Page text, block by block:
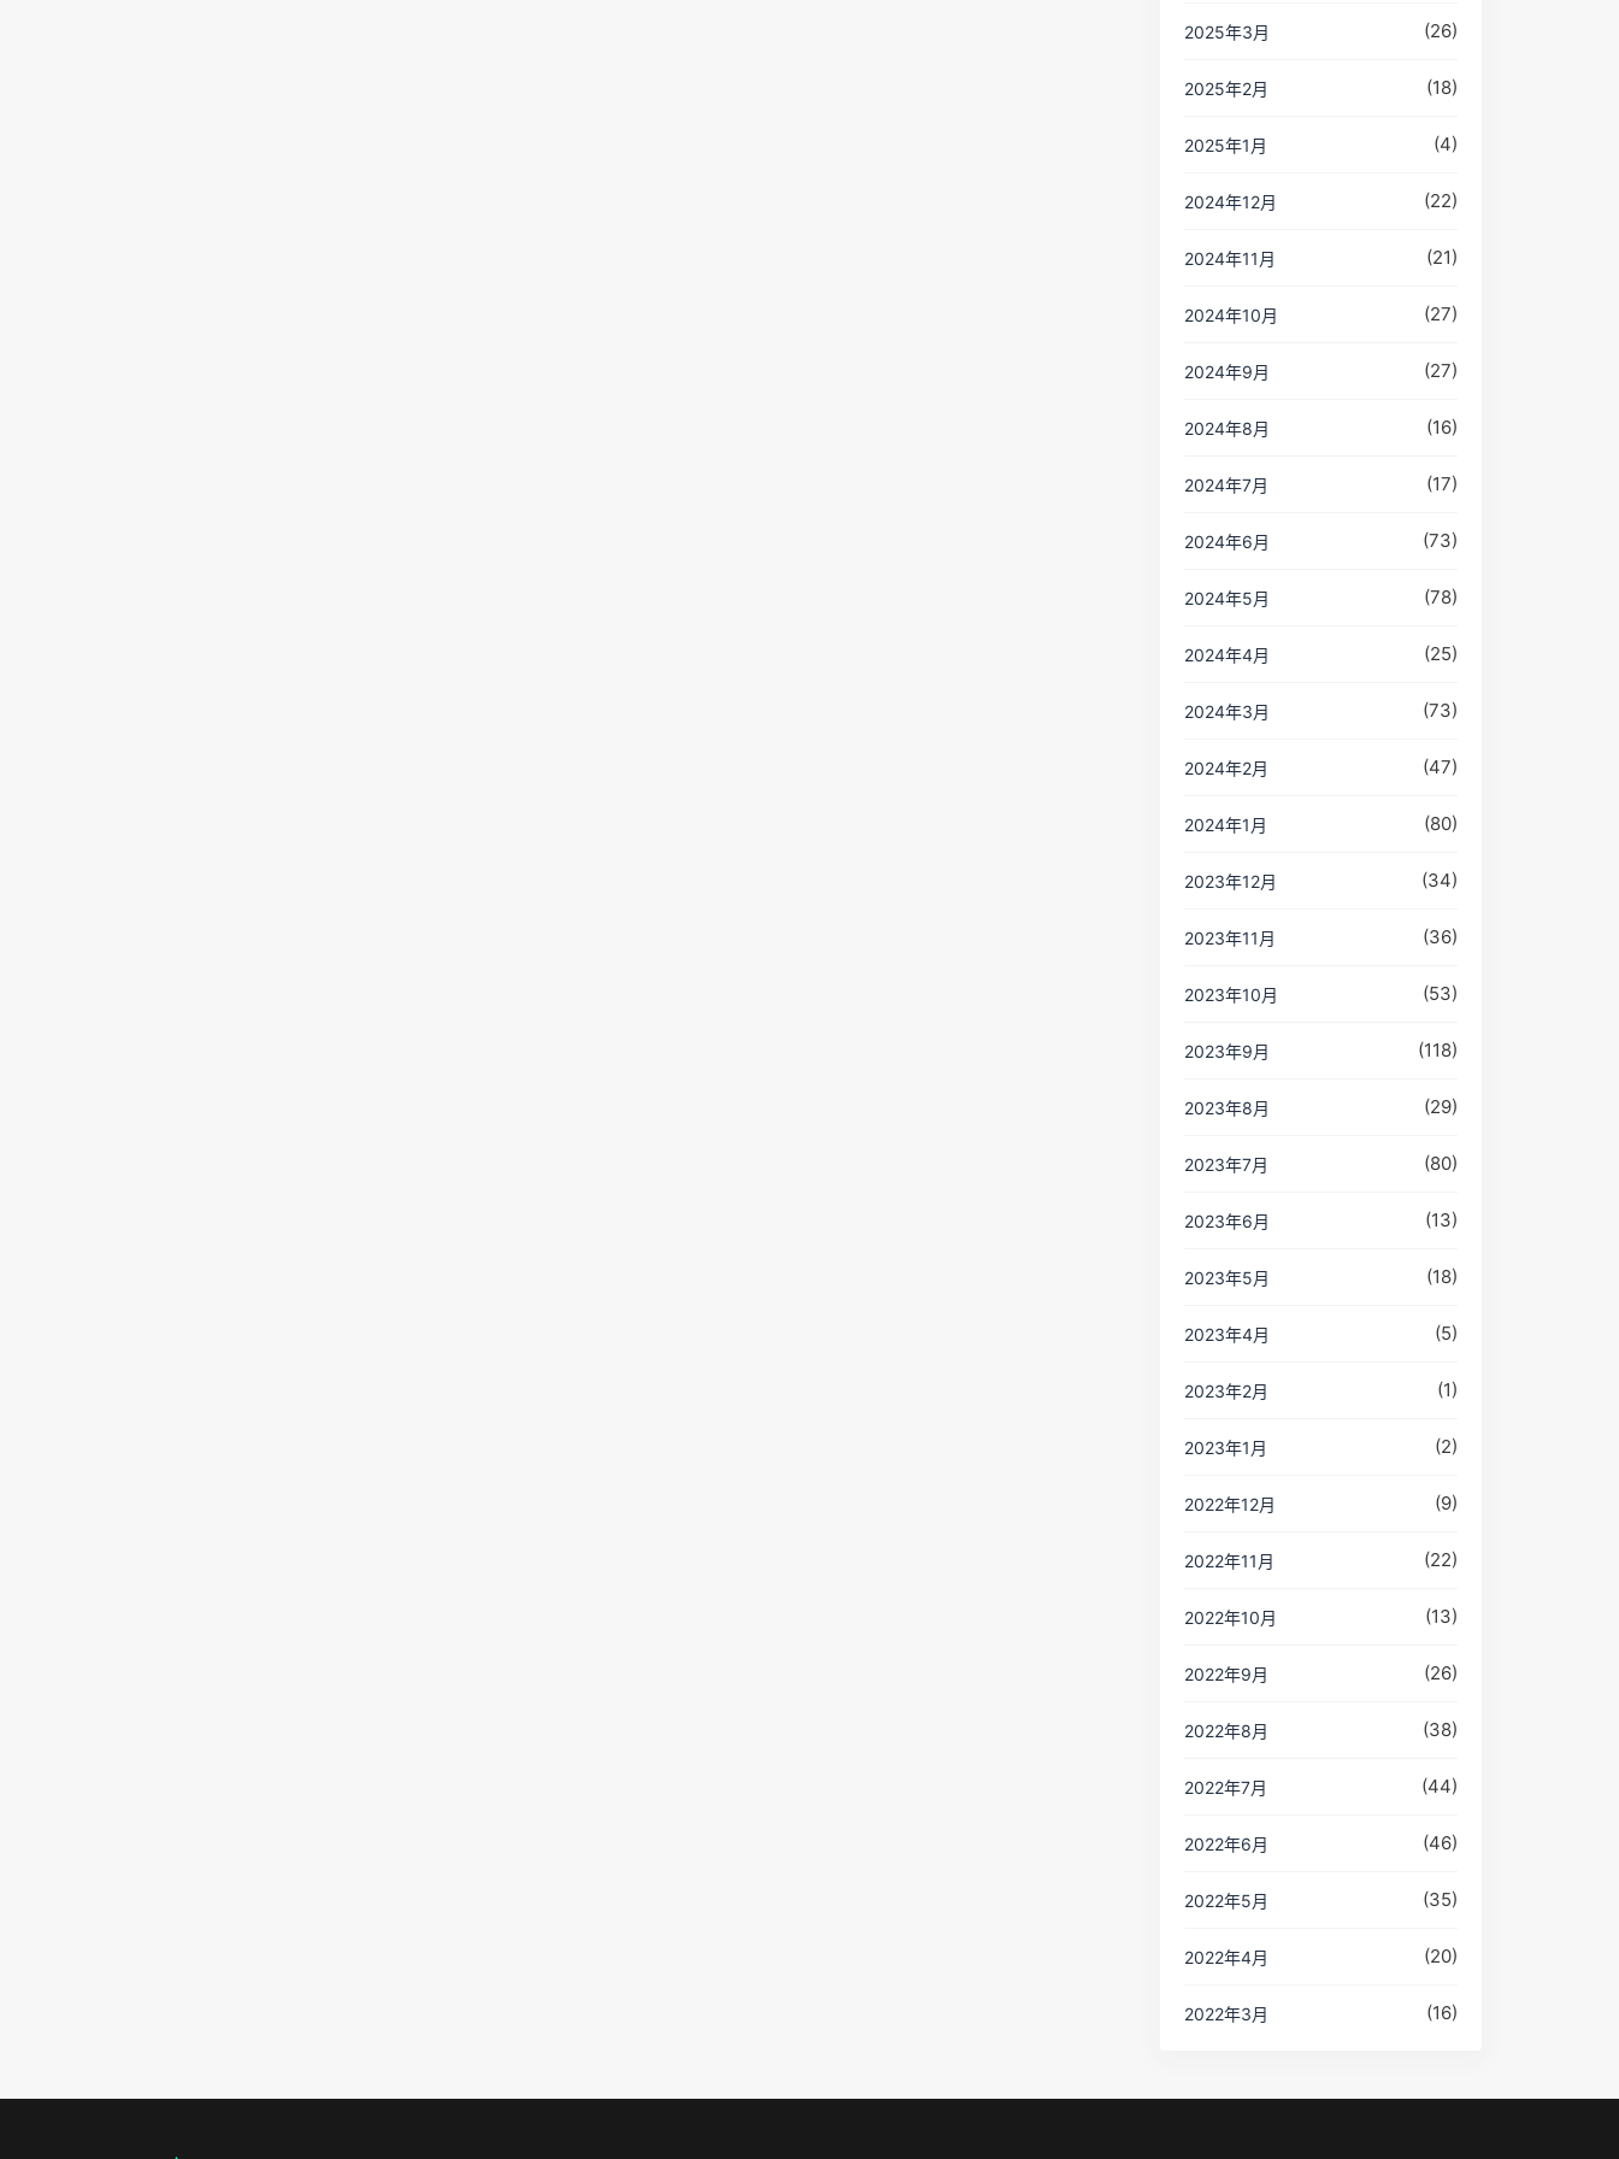
2025年3月 (26)
2025年2月 (18)
2025年1月 (4)
2024年12月 (22)
2024年11月 (21)
2024年10月 (27)
2024年9月 (27)
2024年8月 (16)
2024年7月 (17)
2024年6月 (73)
2024年5月 (78)
2024年4月 (25)
2024年3月 (73)
2024年2月 (47)
2024年1月 (80)
2023年12月 (34)
2023年11月 (36)
2023年10月 (53)
2023年9月 (118)
2023年8月 (29)
2023年7月 (80)
2023年6月 (13)
2023年5月 (18)
2023年4月 (5)
2023年2月 (1)
2023年1月 (2)
2022年12月 (9)
2022年11月 (22)
2022年10月 (13)
2022年9月 (26)
2022年8月 (38)
2022年7月 (44)
2022年6月 (46)
2022年5月 (35)
2022年4月 (20)
2022年3月 (16)